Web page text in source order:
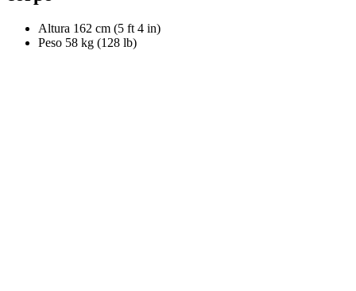
Altura 162 cm (5 ft 4 in)
Peso 58 kg (128 lb)